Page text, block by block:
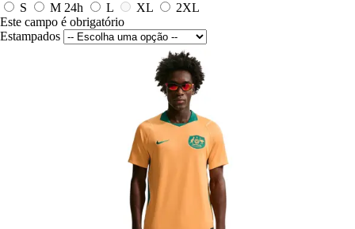
S
M 24h L XL
2XL
Este campo é obrigatório
Estampados